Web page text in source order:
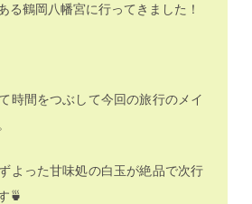
る鶴岡八幡宮に行ってきました！
時間をつぶして今回の旅行のメイ
よった甘味処の白玉が絶品で次行
🍵